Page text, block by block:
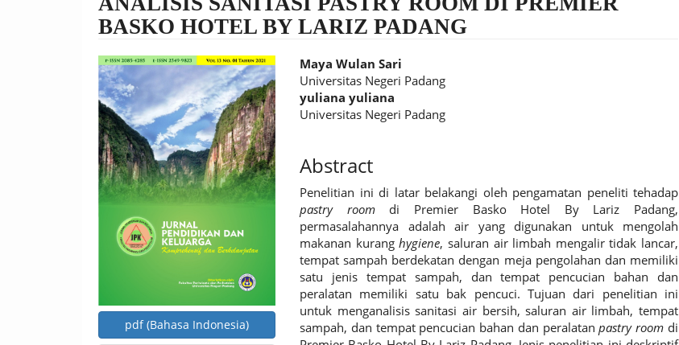
BASKO HOTEL BY LARIZ PADANG
Article
Sidebar
pdf (Bahasa Indonesia)
Main
Article
Content
Maya Wulan Sari
Universitas Negeri Padang
yuliana yuliana
Universitas Negeri Padang
Abstract
Penelitian ini di latar belakangi oleh pengamatan peneliti tehadap
pastry room di Premier Basko Hotel By Lariz Padang,
permasalahannya adalah air yang digunakan untuk mengolah
makanan kuranghygiene, saluran air limbah mengalir tidak lancar,
tempat sampah berdekatan dengan meja pengolahan dan memiliki
satu jenis tempat sampah, dan tempat pencucian bahan dan
peralatan memiliki satu bak pencuci. Tujuan dari penelitian ini
untuk menganalisis sanitasi air bersih, saluran air limbah, tempat
sampah, dan tempat pencucian bahan dan peralatanpastry room di